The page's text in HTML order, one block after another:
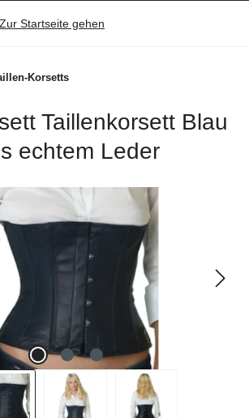
Korsetts
Taillenkorsett Blau
echtem Leder